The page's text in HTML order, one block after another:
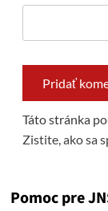
Táto stránka
Zistite, ako sa
Pomoc pre